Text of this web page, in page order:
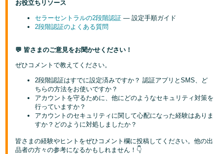
お役立ちリソース
セラーセントラルの2段階認証 — 設定手順ガイド
2段階認証のよくある質問
💬 皆さまのご意見をお聞かせください！
ぜひコメントで教えてください。
2段階認証はすでに設定済みですか？ 認証アプリとSMS、ど
ちらの方法をお使いですか？
アカウントを守るために、他にどのようなセキュリティ対策を
行っていますか？
アカウントのセキュリティに関して心配になった経験はありま
すか？どのように対処しましたか？
皆さまの経験やヒントをぜひコメント欄に投稿してください。他の出
品者の方々の参考になるかもしれません！👇